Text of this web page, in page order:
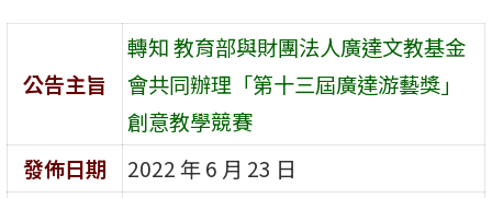
公告主旨
轉知 教育部與財團法人廣達文教基金
會共同辦理「第十三屆廣達游藝獎」
創意教學競賽
發佈日期
2022 年 6 月 23 日